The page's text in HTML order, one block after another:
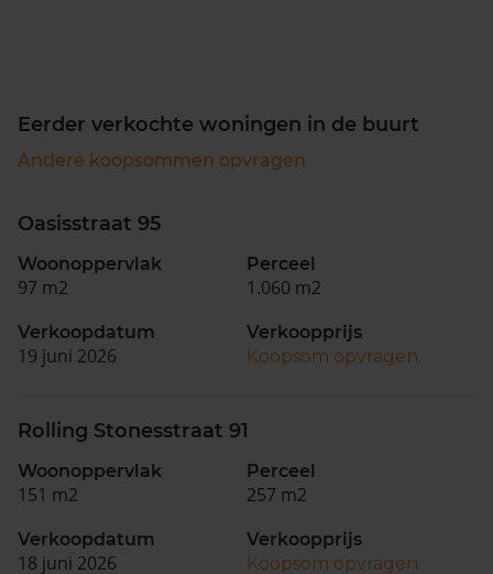
Eerder verkochte woningen in de buurt
Andere koopsommen opvragen
Oasisstraat 95
Woonoppervlak
97 m2
Perceel
1.060 m2
Verkoopdatum
19 juni 2026
Verkoopprijs
Koopsom opvragen
Rolling Stonesstraat 91
Woonoppervlak
151 m2
Perceel
257 m2
Verkoopdatum
18 juni 2026
Verkoopprijs
Koopsom opvragen